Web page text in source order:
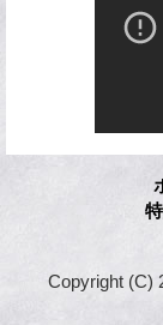
Copyright (C)